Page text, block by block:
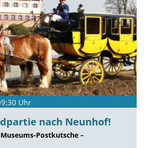
Uhr
nach Neunhof!
Postkutsche –